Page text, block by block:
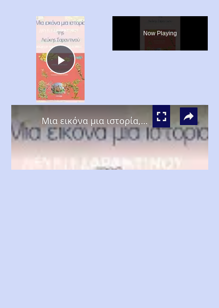
×
Play
Video
Now Playing
Μια εικόνα μια ιστορία, Λεύκη Σαραντινού